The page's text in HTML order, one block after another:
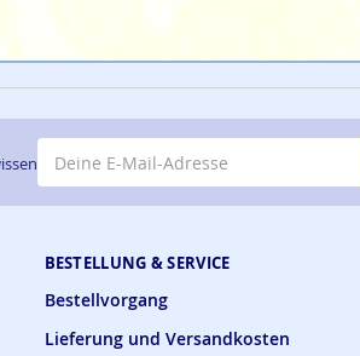
BESTELLUNG & SERVICE
Bestellvorgang
Lieferung und Versandkosten